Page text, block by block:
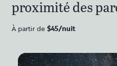
proximité des
À partir de $45/nuit